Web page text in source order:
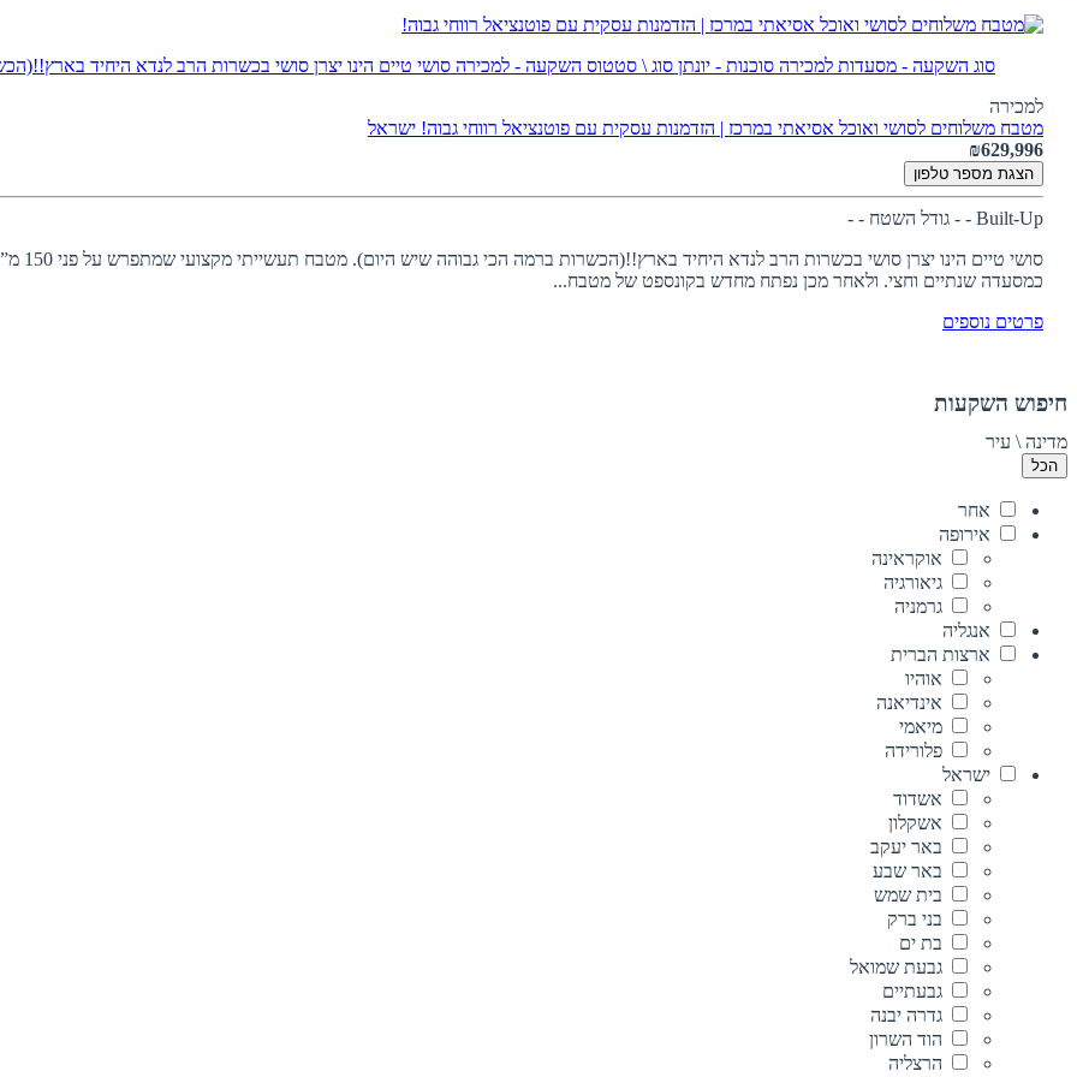
סוג השקעה - מסעדות למכירה סוכנות - יונתן סוג \ סטטוס השקעה - למכירה סושי טיים הינו יצרן סושי בכשרות הרב לנדא היחיד
למכירה
מטבח משלוחים לסושי ואוכל אסיאתי במרכז | הזדמנות עסקית עם פוטנציאל רווחי גבוה! ישראל
₪629,996
הצגת מספר טלפון
Built-Up - -
גודל השטח - -
כמסעדה שנתיים וחצי. ולאחר מכן נפתח מחדש בקונספט של מטבח...
פרטים נוספים
חיפוש השקעות
מדינה \ עיר
הכל
אחר
אירופה
אוקראינה
גיאורגיה
גרמניה
אנגליה
ארצות הברית
אוהיו
אינדיאנה
מיאמי
פלורידה
ישראל
אשדוד
אשקלון
באר יעקב
באר שבע
בית שמש
בני ברק
בת ים
גבעת שמואל
גבעתיים
גדרה יבנה
הוד השרון
הרצליה